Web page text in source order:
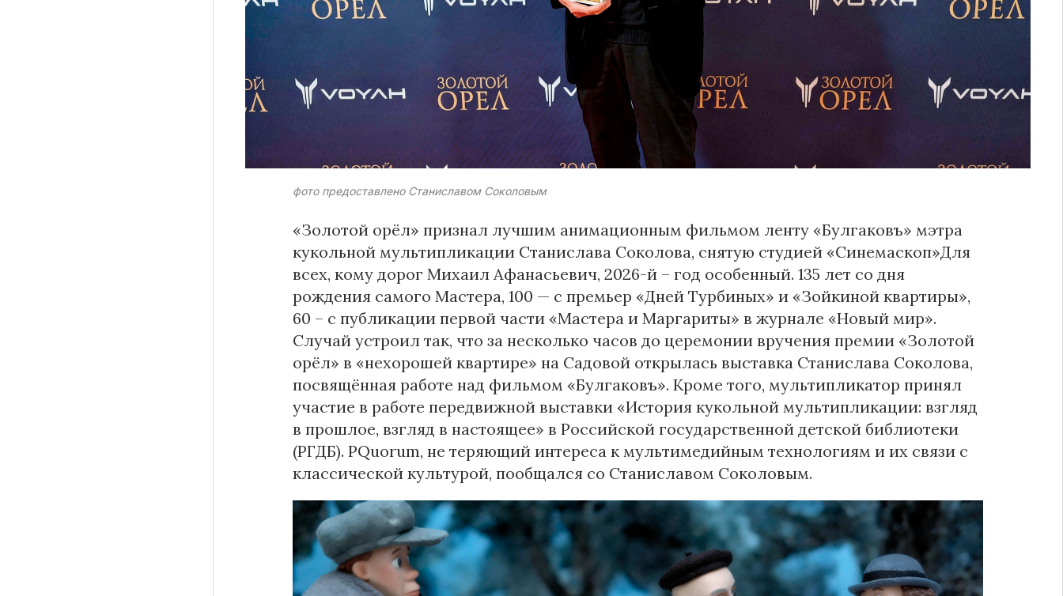
Смотрите нас в соцсетях и мессенджерах
фото предоставлено Станиславом Соколовым
«Золотой орёл» признал лучшим анимационным фильмом ленту «Булгаковъ» мэтра
кукольной мультипликации Станислава Соколова, снятую студией «Синемаскоп»Для
всех, кому дорог Михаил Афанасьевич, 2026-й – год особенный. 135 лет со дня
рождения самого Мастера, 100 — с премьер «Дней Турбиных» и «Зойкиной квартиры»,
60 – с публикации первой части «Мастера и Маргариты» в журнале «Новый мир».
Случай устроил так, что за несколько часов до церемонии вручения премии «Золотой
орёл» в «нехорошей квартире» на Садовой открылась выставка Станислава Соколова,
посвящённая работе над фильмом «Булгаковъ». Кроме того, мультипликатор принял
участие в работе передвижной выставки «История кукольной мультипликации: взгляд
в прошлое, взгляд в настоящее» в Российской государственной детской библиотеки
(РГДБ). PQuorum, не теряющий интереса к мультимедийным технологиям и их связи с
классической культурой, пообщался со Станиславом Соколовым.